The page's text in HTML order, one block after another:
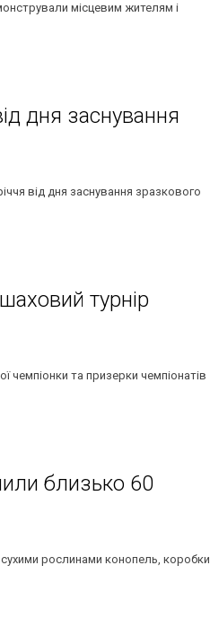
місцевим жителям і
дня заснування
від дня заснування зразкового
турнір
чемпіонки та призерки чемпіонатів
близько 60
сухими рослинами конопель, коробки